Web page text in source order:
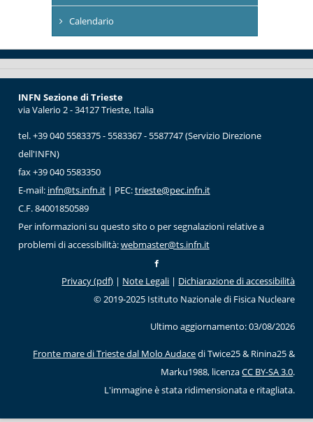
Calendario
INFN Sezione di Trieste
via Valerio 2 - 34127 Trieste, Italia
tel. +39 040 5583375 - 5583367 - 5587747 (Servizio Direzione
dell'INFN)
fax +39 040 5583350
E-mail: infn@ts.infn.it| PEC:trieste@pec.infn.it
C.F. 84001850589
Per informazioni su questo sito o per segnalazioni relative a
problemi di accessibilità:webmaster@ts.infn.it
Privacy (pdf) | Note Legali | Dichiarazione di accessibilità
© 2019-2025 Istituto Nazionale di Fisica Nucleare
Ultimo aggiornamento: 03/08/2026
Fronte mare di Trieste dal Molo Audacedi Twice25 & Rinina25 &
Marku1988, licenzaCC BY-SA 3.0.
L'immagine è stata ridimensionata e ritagliata.